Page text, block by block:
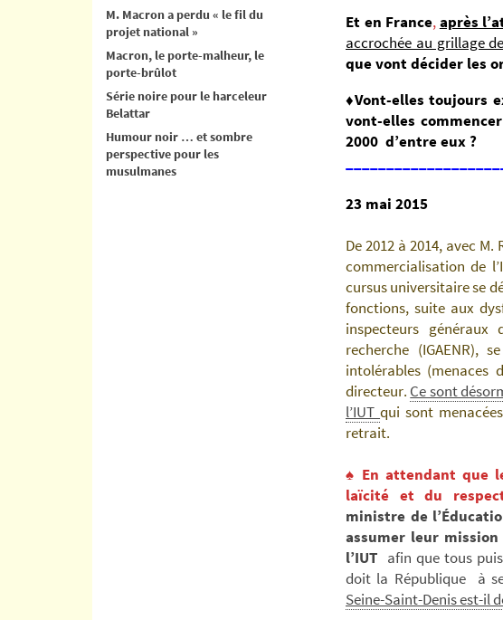
Et en France,après
accrochée au grillage
que vont décider les
♦Vont-elles toujours
vont-elles
2000 d’entre eux ?
23 mai 2015
De 2012 à 2014, avec
commercialisation de
cursus universitaire se
fonctions, suite aux
inspecteurs
recherche (IGAENR),
intolérables
directeur. Ce sont
l’IUTqui sont
retrait.
♠ En attendant que
laïcité et du
ministre de
assumer leur
l’IUT afin que tous
doit la République à
Seine-Saint-Denis est-il
M. Macron a perdu « le fil du
projet national »
Macron, le porte-malheur, le
porte-brûlot
Série noire pour le harceleur
Belattar
Humour noir … et sombre
perspective pour les
musulmanes